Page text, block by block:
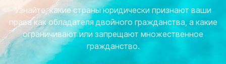
Узнайте, какие страны юридически признают ваши
права как обладателя двойного гражданства, а какие
ограничивают или запрещают множественное
гражданство.